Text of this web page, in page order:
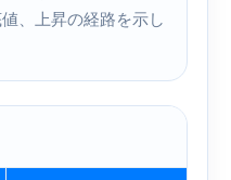
、上昇の経路を示し